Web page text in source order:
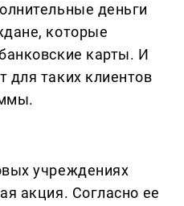
деньги
которые
карты. И
для таких клиентов
учреждениях
акция. Согласно ее